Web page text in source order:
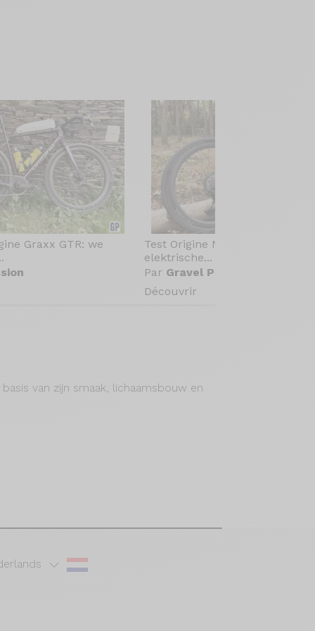
Graxx GTR: we
Test Origine Newton[e] GR: de
elektrische...
Par Gravel Passion
Découvrir
van zijn smaak, lichaamsbouw en